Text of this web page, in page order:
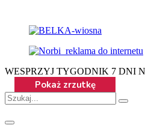
WESPRZYJ TYGODNIK 7 DNI